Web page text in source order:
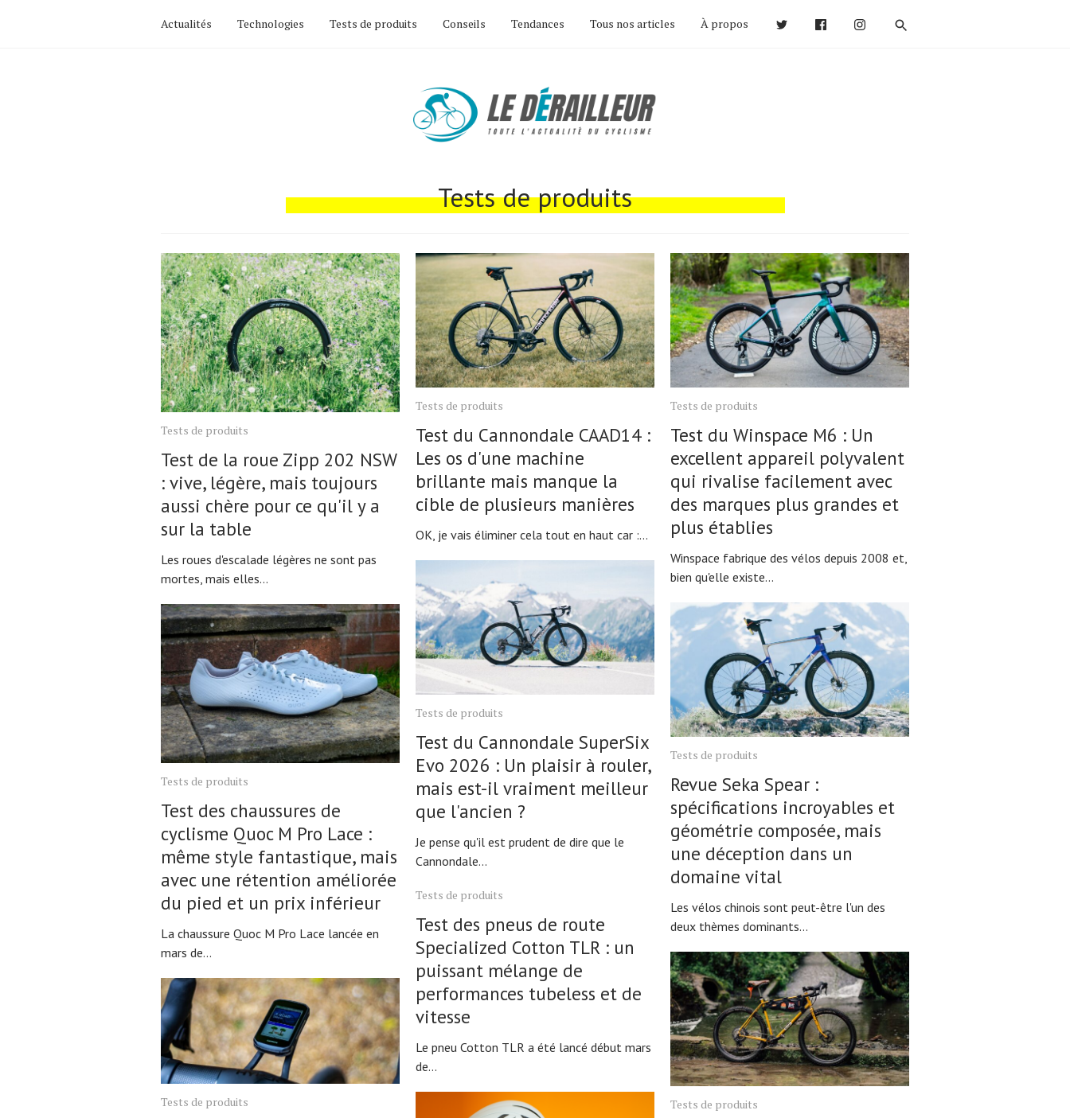
Actualités Technologies Tests de produits Conseils Tendances Tous nos articles À propos
Tests de produits
Tests de produits
Test de la roue Zipp 202 NSW
: vive, légère, mais toujours
aussi chère pour ce qu'il y a
sur la table
Les roues d'escalade légères ne sont pas
mortes, mais elles...
Tests de produits
Test des chaussures de
cyclisme Quoc M Pro Lace :
même style fantastique, mais
avec une rétention améliorée
du pied et un prix inférieur
La chaussure Quoc M Pro Lace lancée en
mars de...
Tests de produits
Tests de produits
Test du Cannondale CAAD14 :
Les os d'une machine
brillante mais manque la
cible de plusieurs manières
OK, je vais éliminer cela tout en haut car :...
Tests de produits
Test du Cannondale SuperSix
Evo 2026 : Un plaisir à rouler,
mais est-il vraiment meilleur
que l'ancien ?
Je pense qu'il est prudent de dire que le
Cannondale...
Tests de produits
Test des pneus de route
Specialized Cotton TLR : un
puissant mélange de
performances tubeless et de
vitesse
Le pneu Cotton TLR a été lancé début mars
de...
Tests de produits
Test du Winspace M6 : Un
excellent appareil polyvalent
qui rivalise facilement avec
des marques plus grandes et
plus établies
Winspace fabrique des vélos depuis 2008 et,
bien qu'elle existe...
Tests de produits
Revue Seka Spear :
spécifications incroyables et
géométrie composée, mais
une déception dans un
domaine vital
Les vélos chinois sont peut-être l'un des
deux thèmes dominants...
Tests de produits